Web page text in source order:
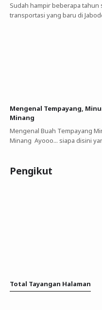
Sudah hampir beberapa
transportasi yang baru di
Mengenal Tempayang,
Minang
Mengenal Buah Tempayang
Minang Ayooo... siapa disini
Pengikut
Total Tayangan Halaman